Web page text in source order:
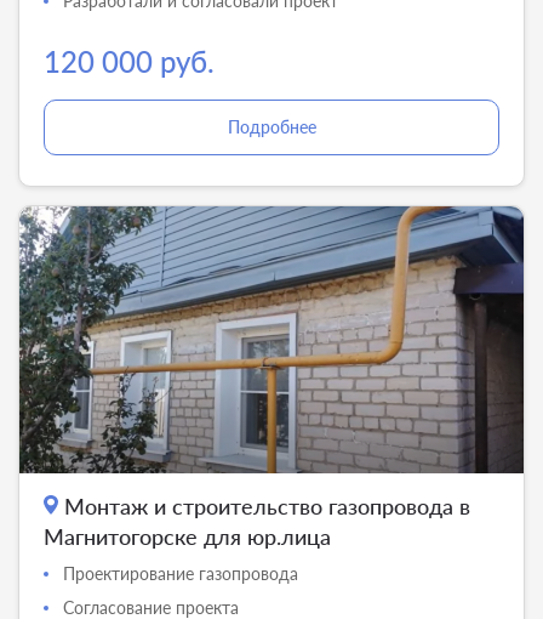
120 000 руб.
Подробнее
Монтаж и строительство газопровода в
Магнитогорске для юр.лица
Проектирование газопровода
Согласование проекта